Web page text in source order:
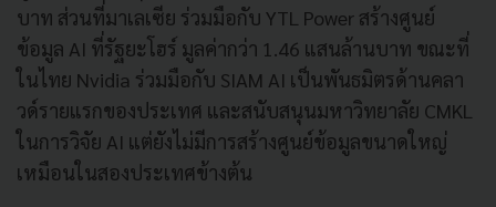
บาท ส่วนที่มาเลเซีย ร่วมมือกับ YTL Power สร้างศูนย์
ข้อมูล AI ที่รัฐยะโฮร์ มูลค่ากว่า 1.46 แสนล้านบาท ขณะที่
ในไทย Nvidia ร่วมมือกับ SIAM AI เป็นพันธมิตรด้านคลา
วด์รายแรกของประเทศ และสนับสนุนมหาวิทยาลัย CMKL
ในการวิจัย AI แต่ยังไม่มีการสร้างศูนย์ข้อมูลขนาดใหญ่
เหมือนในสองประเทศข้างต้น